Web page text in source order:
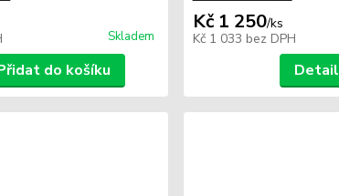
Skladem
do košíku
Kč 1 250/ks
Kč 1 033 bez DPH
Detail